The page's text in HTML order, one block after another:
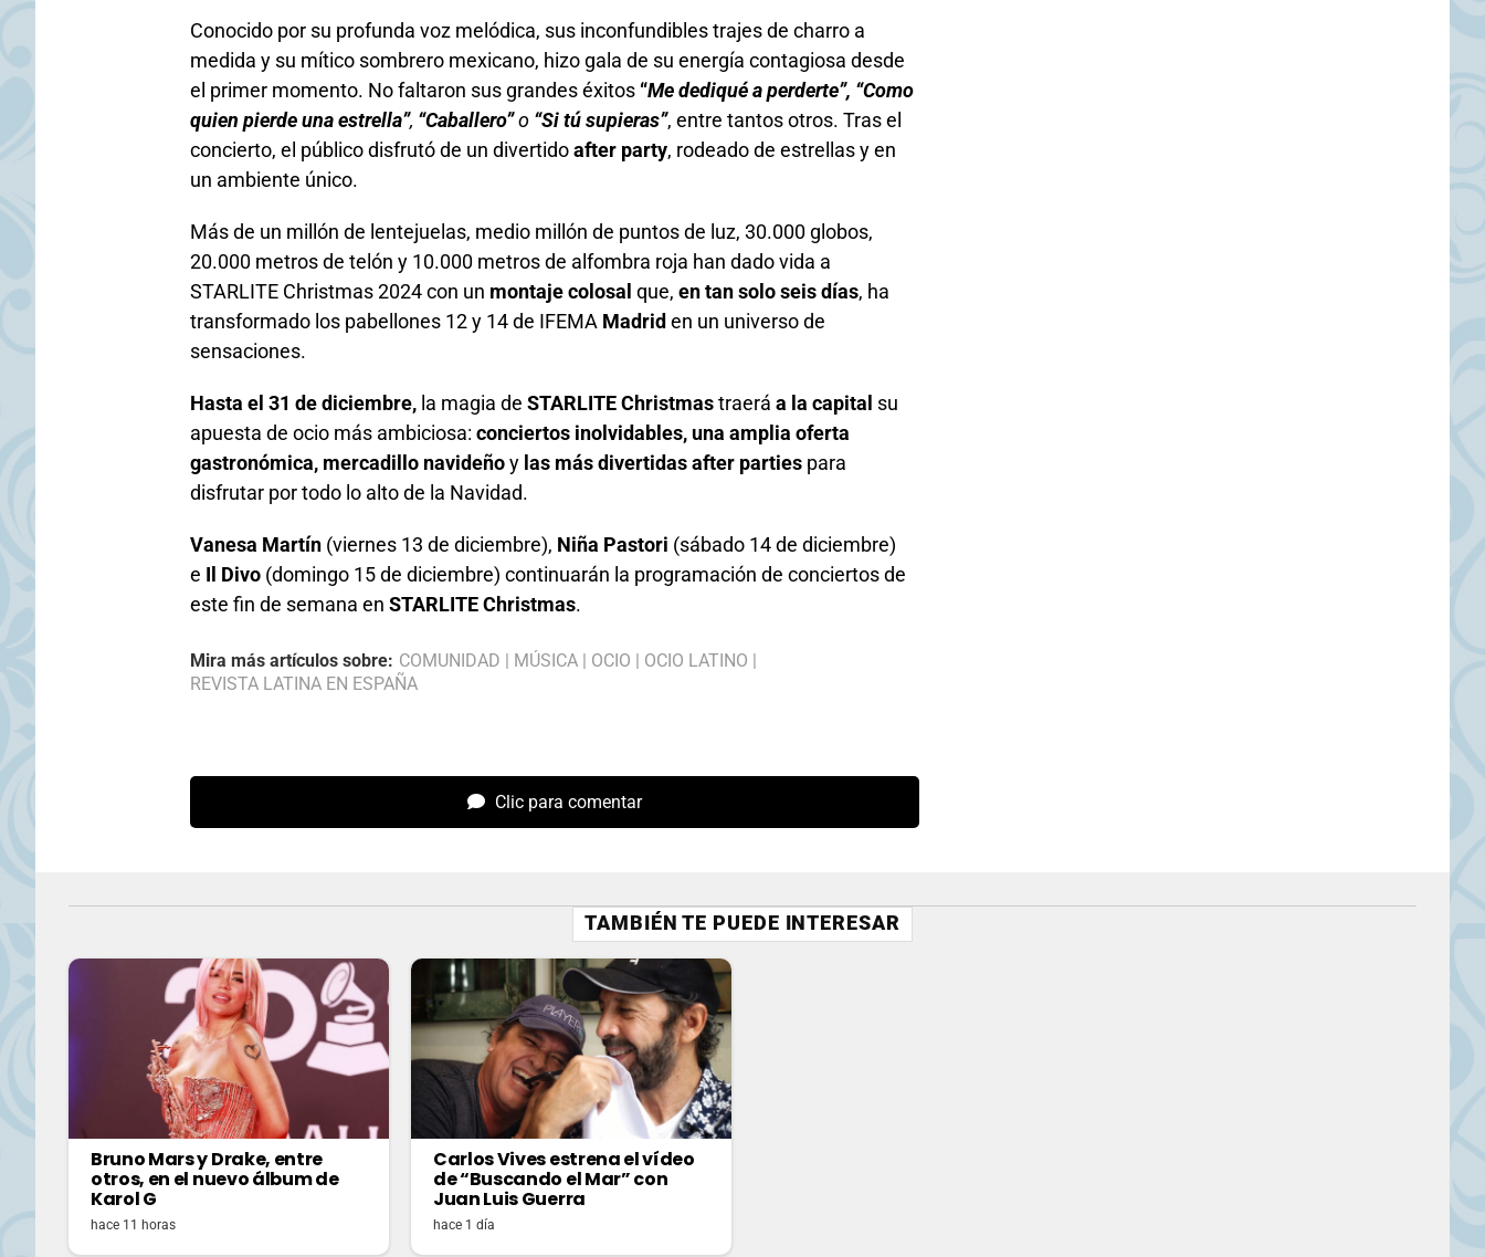
Conocido por su profunda voz melódica, sus inconfundibles trajes de charro a
medida y su mítico sombrero mexicano, hizo gala de su energía contagiosa desde
el primer momento. No faltaron sus grandes éxitos “Me dediquéa perderte”, “Como
quien pierde una estrella”, “Caballero”o “Si tú supieras”, entre tantos otros. Tras el
concierto, el público disfrutó de un divertidoafter party, rodeado de estrellas y en
un ambiente único.
Más de un millón de lentejuelas, medio millón de puntos de luz, 30.000 globos,
20.000 metros de telón y 10.000 metros de alfombra roja han dado vida a
STARLITE Christmas 2024 con un montaje colosal que, en tan solo seis días, ha
transformado los pabellones 12 y 14 de IFEMA Madrid en un universo de
sensaciones.
Hasta el 31 de diciembre, la magia de STARLITE Christmastraerá a la capital su
apuesta de ocio más ambiciosa: conciertos inolvidables, una amplia oferta
gastronómica, mercadillo navideñoy las más divertidas after parties para
disfrutar por todo lo alto de la Navidad.
Vanesa Martín (viernes 13 de diciembre), Niña Pastori (sábado 14 de diciembre)
e Il Divo (domingo 15 de diciembre) continuarán la programación de conciertos de
este fin de semana en STARLITE Christmas.
Mira más artículos sobre: COMUNIDAD MÚSICA OCIO OCIO LATINO
REVISTA LATINA EN ESPAÑA
Clic para comentar
TAMBIÉN TE PUEDE INTERESAR
Bruno Mars y Drake, entre
otros, en el nuevo álbum de
Karol G
hace 11 horas
Carlos Vives estrena el vídeo
de “Buscando el Mar” con
Juan Luis Guerra
hace 1 día